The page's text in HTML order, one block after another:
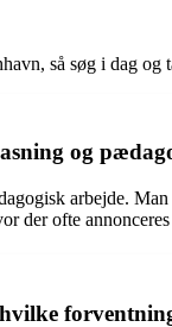
så søg i dag
og
arbejde.
der ofte